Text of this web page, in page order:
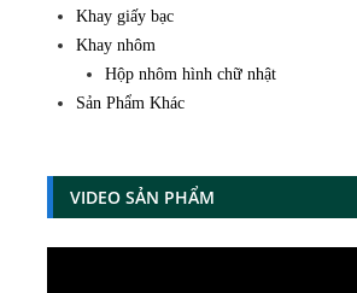
Khay giấy bạc
Khay nhôm
Hộp nhôm hình chữ nhật
Sản Phẩm Khác
VIDEO SẢN PHẨM